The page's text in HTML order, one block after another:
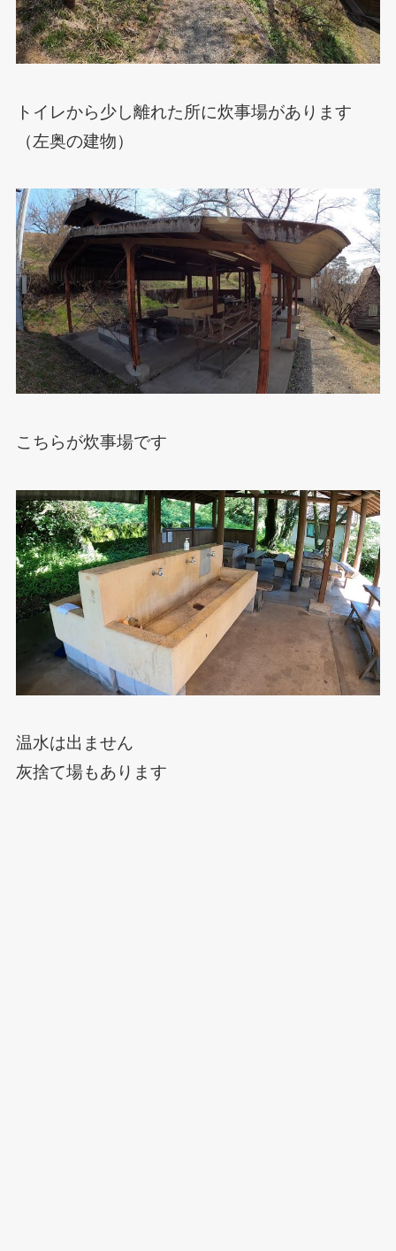
トイレから少し離れた所に炊事場があります
（左奥の建物）
こちらが炊事場です
温水は出ません
灰捨て場もあります